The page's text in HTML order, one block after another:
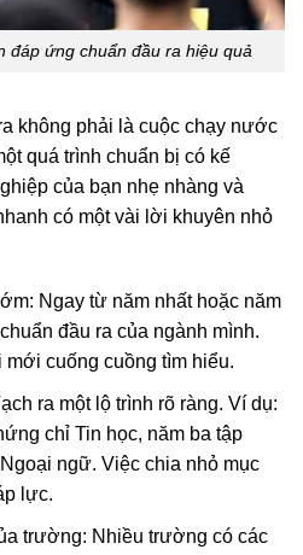
đáp ứng chuẩn đầu ra hiệu quả
không phải là cuộc chạy nước
quá trình chuẩn bị có kế
của bạn nhẹ nhàng và
có một vài lời khuyên nhỏ
Ngay từ năm nhất hoặc năm
đầu ra của ngành mình.
cuống cuồng tìm hiểu.
ra một lộ trình rõ ràng. Ví dụ:
chỉ Tin học, năm ba tập
ngữ. Việc chia nhỏ mục
lực.
trường: Nhiều trường có các